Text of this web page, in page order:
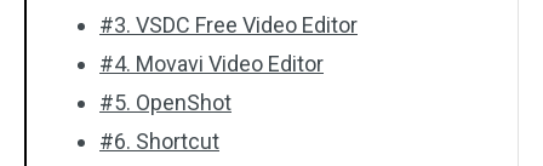
#3. VSDC Free Video Editor
#4. Movavi Video Editor
#5. OpenShot
#6. Shortcut